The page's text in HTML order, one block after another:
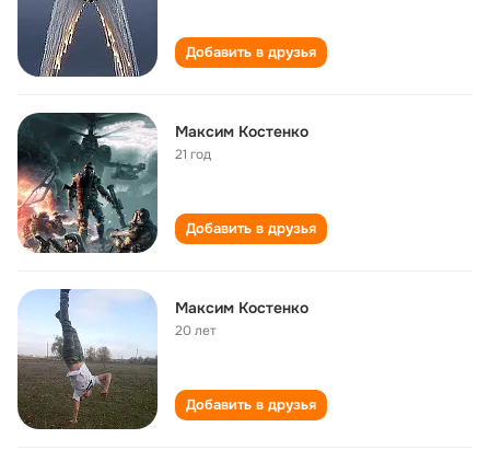
Добавить в друзья
Максим Костенко
21 год
Добавить в друзья
Максим Костенко
20 лет
Добавить в друзья